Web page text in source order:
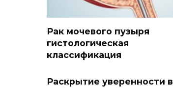
Рак мочевого пузыря
гистологическая
классификация
Раскрытие уверенности в